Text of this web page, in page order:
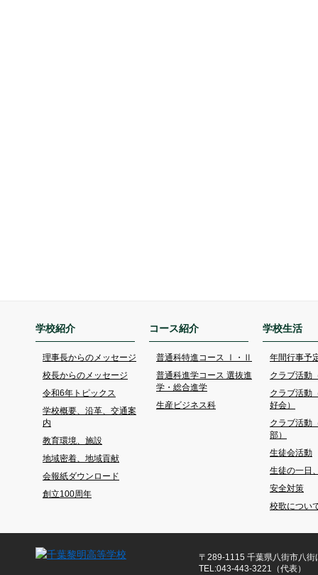
学校紹介
理事長からのメッセージ
校長からのメッセージ
令和6年トピックス
学校概要、沿革、交通案
内
教育環境、施設
地域密着、地域貢献
会報紙ダウンロード
創立100周年
コース紹介
普通科特進コース Ⅰ・Ⅱ
普通科進学コース 選抜進
学・総合進学
生産ビジネス科
学校生活
年間行事予
クラブ活動
クラブ活動
好会）
クラブ活動
部）
生徒会活動
生徒の一日
安全対策
校歌につい
〒289-1115 千葉県八街市八
TEL:043-443-3221（代表）